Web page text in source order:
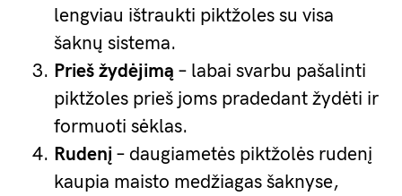
lengviau ištraukti piktžoles su visa
šaknų sistema.
Prieš žydėjimą – labai svarbu pašalinti
piktžoles prieš joms pradedant žydėti ir
formuoti sėklas.
Rudenį – daugiametės piktžolės rudenį
kaupia maisto medžiagas šaknyse,